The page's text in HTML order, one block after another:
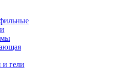
гели